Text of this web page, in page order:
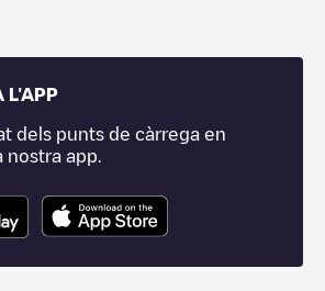
L'APP
dels punts de càrrega en
nostra app.